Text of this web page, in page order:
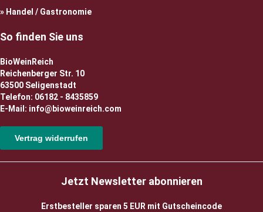
Handel / Gastronomie
So finden Sie uns
BioWeinReich
Reichenberger Str. 10
63500 Seligenstadt
Telefon: 06182 - 8435859
E-Mail: info@bioweinreich.com
Vertrag widerrufen
Jetzt Newsletter abonnieren
Erstbesteller sparen 5 EUR mit Gutscheincode